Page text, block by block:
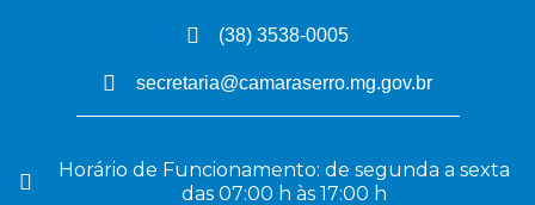
(38) 3538-0005
secretaria@camaraserro.mg.gov.br
Horário de Funcionamento: de segunda a sexta
das 07:00 h às 17:00 h